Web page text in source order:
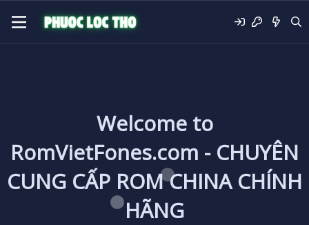
Welcome to
RomVietFones.com - CHUYÊN
CUNG CẤP ROM CHINA CHÍNH
HÃNG